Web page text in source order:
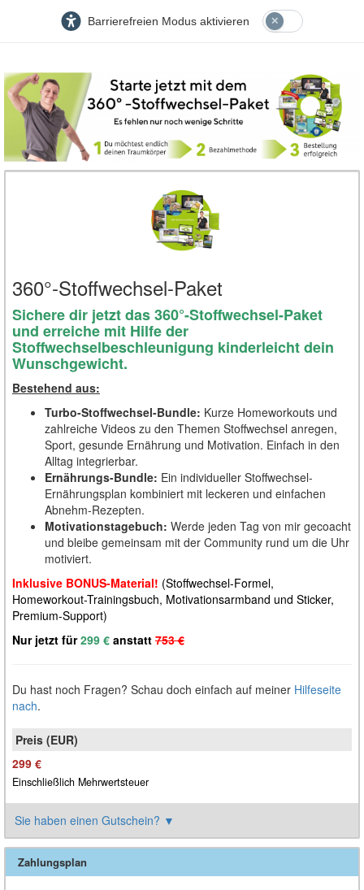
Barrierefreien Modus aktivieren
360°-Stoffwechsel-Paket
Sichere dir jetzt das 360°-Stoffwechsel-Paket
und erreiche mit Hilfe der
Stoffwechselbeschleunigung kinderleicht dein
Wunschgewicht.
Bestehend aus:
Turbo-Stoffwechsel-Bundle: Kurze Homeworkouts und
zahlreiche Videos zu den Themen Stoffwechsel anregen,
Sport, gesunde Ernährung und Motivation. Einfach in den
Alltag integrierbar.
Ernährungs-Bundle: Ein individueller Stoffwechsel-
Ernährungsplan kombiniert mit leckeren und einfachen
Abnehm-Rezepten.
Motivationstagebuch: Werde jeden Tag von mir gecoacht
und bleibe gemeinsam mit der Community rund um die Uhr
motiviert.
Inklusive BONUS-Material! (Stoffwechsel-Formel,
Homeworkout-Trainingsbuch, Motivationsarmband und Sticker,
Premium-Support)
Nur jetzt für299 € anstatt 753 €
Du hast noch Fragen? Schau doch einfach auf meiner Hilfeseite
nach.
299 €
Einschließlich Mehrwertsteuer
Sie haben einen Gutschein? ▼
Zahlungsplan